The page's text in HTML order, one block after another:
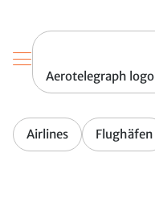
Aerotelegraph logo
Airlines Flughäfen